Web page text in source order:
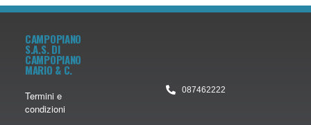
CAMPOPIANO
S.A.S. DI
CAMPOPIANO
MARIO & C.
Termini e
condizioni
087462222